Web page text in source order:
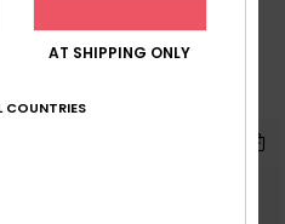
AT SHIPPING ONLY
COUNTRIES